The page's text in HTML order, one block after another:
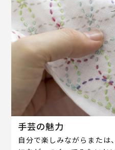
手芸の魅力
自分で楽しみながらまたは